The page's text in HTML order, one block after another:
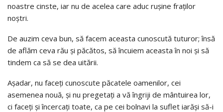
noastre cinste, iar nu de acelea care aduc ruşine fraţilor
noştri.
De auzim ceva bun, să facem aceasta cunoscută tuturor; însă
de aflăm ceva rău şi păcătos, să încuiem aceasta în noi şi să
tindem ca să se dea uitării.
Aşadar, nu faceţi cunoscute păcatele oamenilor, cei
asemenea nouă, şi nu pregetaţi a vă îngriji de mântuirea lor,
ci faceţi şi încercaţi toate, ca pe cei bolnavi la suflet iarăşi să-i